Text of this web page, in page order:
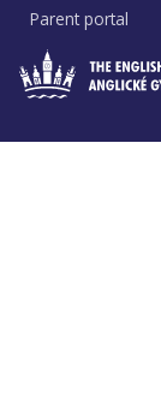
Skip
content
Parent portal